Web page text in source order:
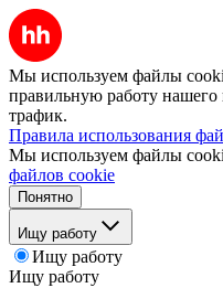
Мы используем файлы
правильную работу нашего
трафик.
Правила использования
Мы используем файлы
файлов cookie
Понятно
Ищу работу
Ищу работу
Ищу работу